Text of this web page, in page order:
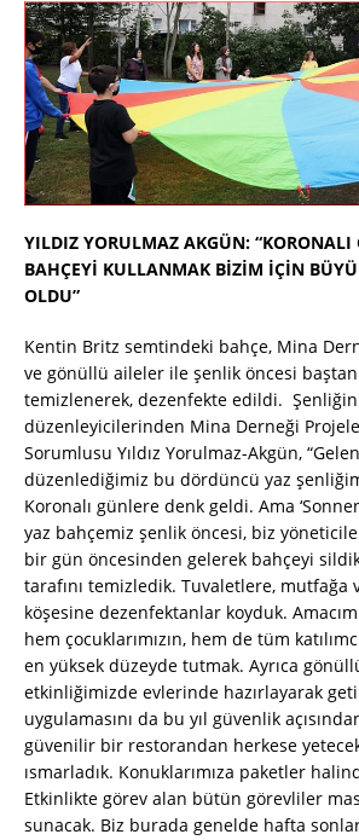
YILDIZ YORULMAZ AKGÜN: “KORONALI
BAHÇEYİ KULLANMAK BİZİM İÇİN
OLDU”
Kentin Britz semtindeki bahçe, Mina
ve gönüllü aileler ile şenlik öncesi baştan
temizlenerek, dezenfekte edildi. Şenliğin
düzenleyicilerinden Mina Derneği
Sorumlusu Yıldız Yorulmaz-Akgün,
düzenlediğimiz bu dördüncü yaz
Koronalı günlere denk geldi. Ama
yaz bahçemiz şenlik öncesi, biz
bir gün öncesinden gelerek bahçeyi
tarafını temizledik. Tuvaletlere, mutfağa
köşesine dezenfektanlar koyduk.
hem çocuklarımızın, hem de tüm
en yüksek düzeyde tutmak. Ayrıca
etkinliğimizde evlerinde hazırlayarak
uygulamasını da bu yıl güvenlik
güvenilir bir restorandan herkese
ısmarladık. Konuklarımıza paketler
Etkinlikte görev alan bütün görevliler
sunacak. Biz burada genelde hafta